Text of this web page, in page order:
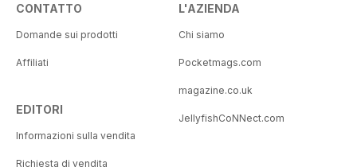
CONTATTO
Domande sui prodotti
Affiliati
EDITORI
Informazioni sulla vendita
Richiesta di vendita
L'AZIENDA
Chi siamo
Pocketmags.com
magazine.co.uk
JellyfishCoNNect.com